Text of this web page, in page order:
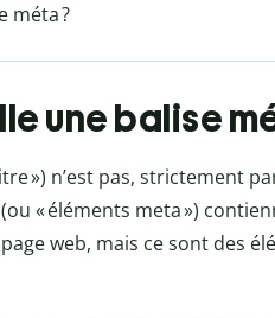
méta ?
une balise
») n’est pas, strictement
« éléments meta »)
web, mais ce sont des